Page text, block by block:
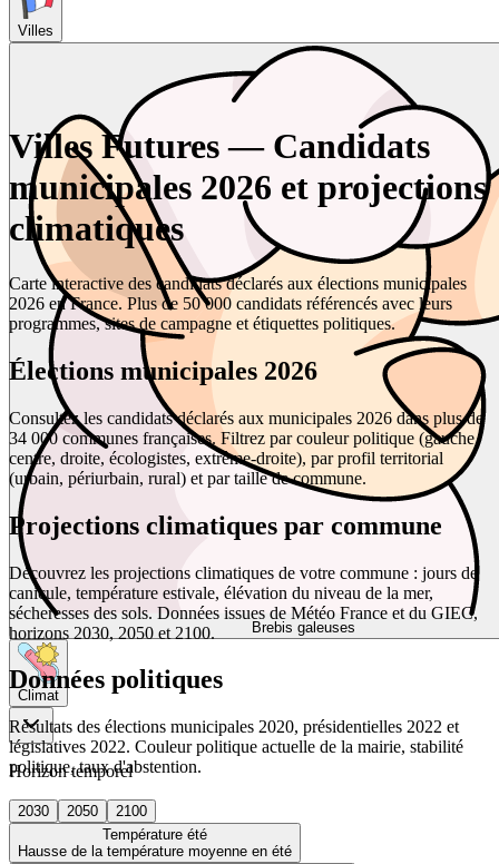
Villes
Brebis galeuses
Climat
Horizon temporel
2030 2050
2100
Température été
Hausse de la température moyenne en été
Villes Futures — Candidats
municipales 2026 et projections
climatiques
Carte interactive des candidats déclarés aux élections municipales
2026 en France. Plus de 50 000 candidats référencés avec leurs
programmes, sites de campagne et étiquettes politiques.
Élections municipales 2026
Consultez les candidats déclarés aux municipales 2026 dans plus de
34 000 communes françaises. Filtrez par couleur politique (gauche,
centre, droite, écologistes, extrême-droite), par profil territorial
(urbain, périurbain, rural) et par taille de commune.
Projections climatiques par commune
Découvrez les projections climatiques de votre commune : jours de
canicule, température estivale, élévation du niveau de la mer,
sécheresses des sols. Données issues de Météo France et du GIEC,
horizons 2030, 2050 et 2100.
Données politiques
Résultats des élections municipales 2020, présidentielles 2022 et
législatives 2022. Couleur politique actuelle de la mairie, stabilité
politique, taux d'abstention.